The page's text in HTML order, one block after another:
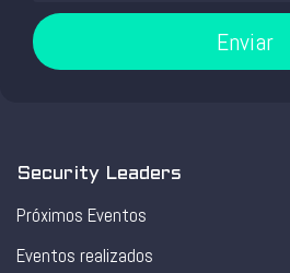
Enviar
Security Leaders
Próximos Eventos
Eventos realizados